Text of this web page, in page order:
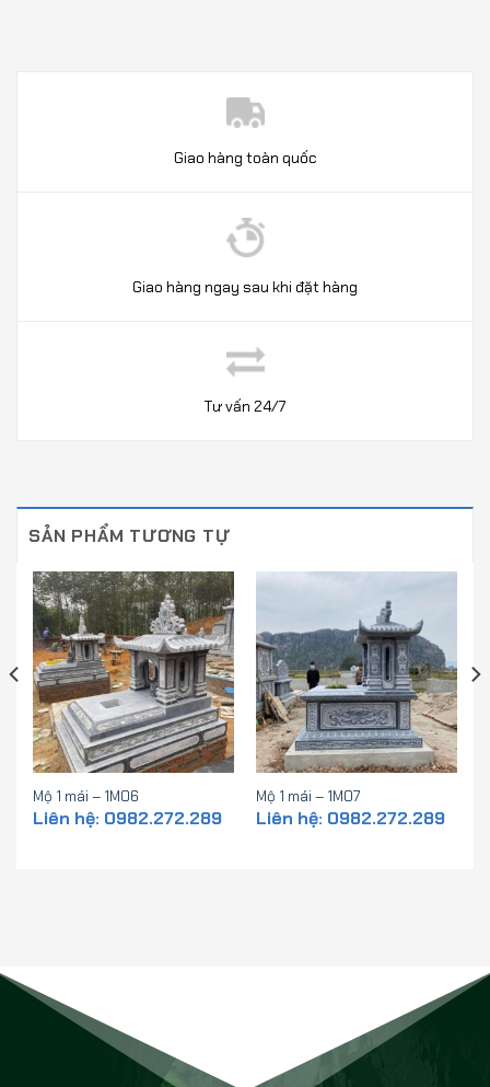
Giao hàng toàn quốc
Giao hàng ngay sau khi đặt hàng
Tư vấn 24/7
SẢN PHẨM TƯƠNG TỰ
Mộ 1 mái – 1M06
Liên hệ: 0982.272.289
Mộ 1 mái – 1M07
Liên hệ: 0982.272.289